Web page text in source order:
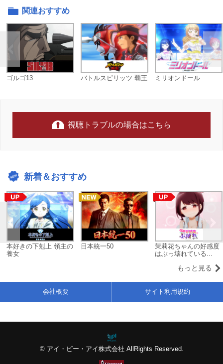
関連おすすめ
ゴルゴ13 バトルスピリッツ 覇王 ミリオンドール
視聴トラブルの場合はこちら
新着＆おすすめ
本好きの下剋上 領主の
養女
日本統一50
茉莉花ちゃんの好感度
はぶっ壊れている...
もっと見る
© アイ・ピー・アイ株式会社 AllRights Reserved.
会社概要 サイト利用規約